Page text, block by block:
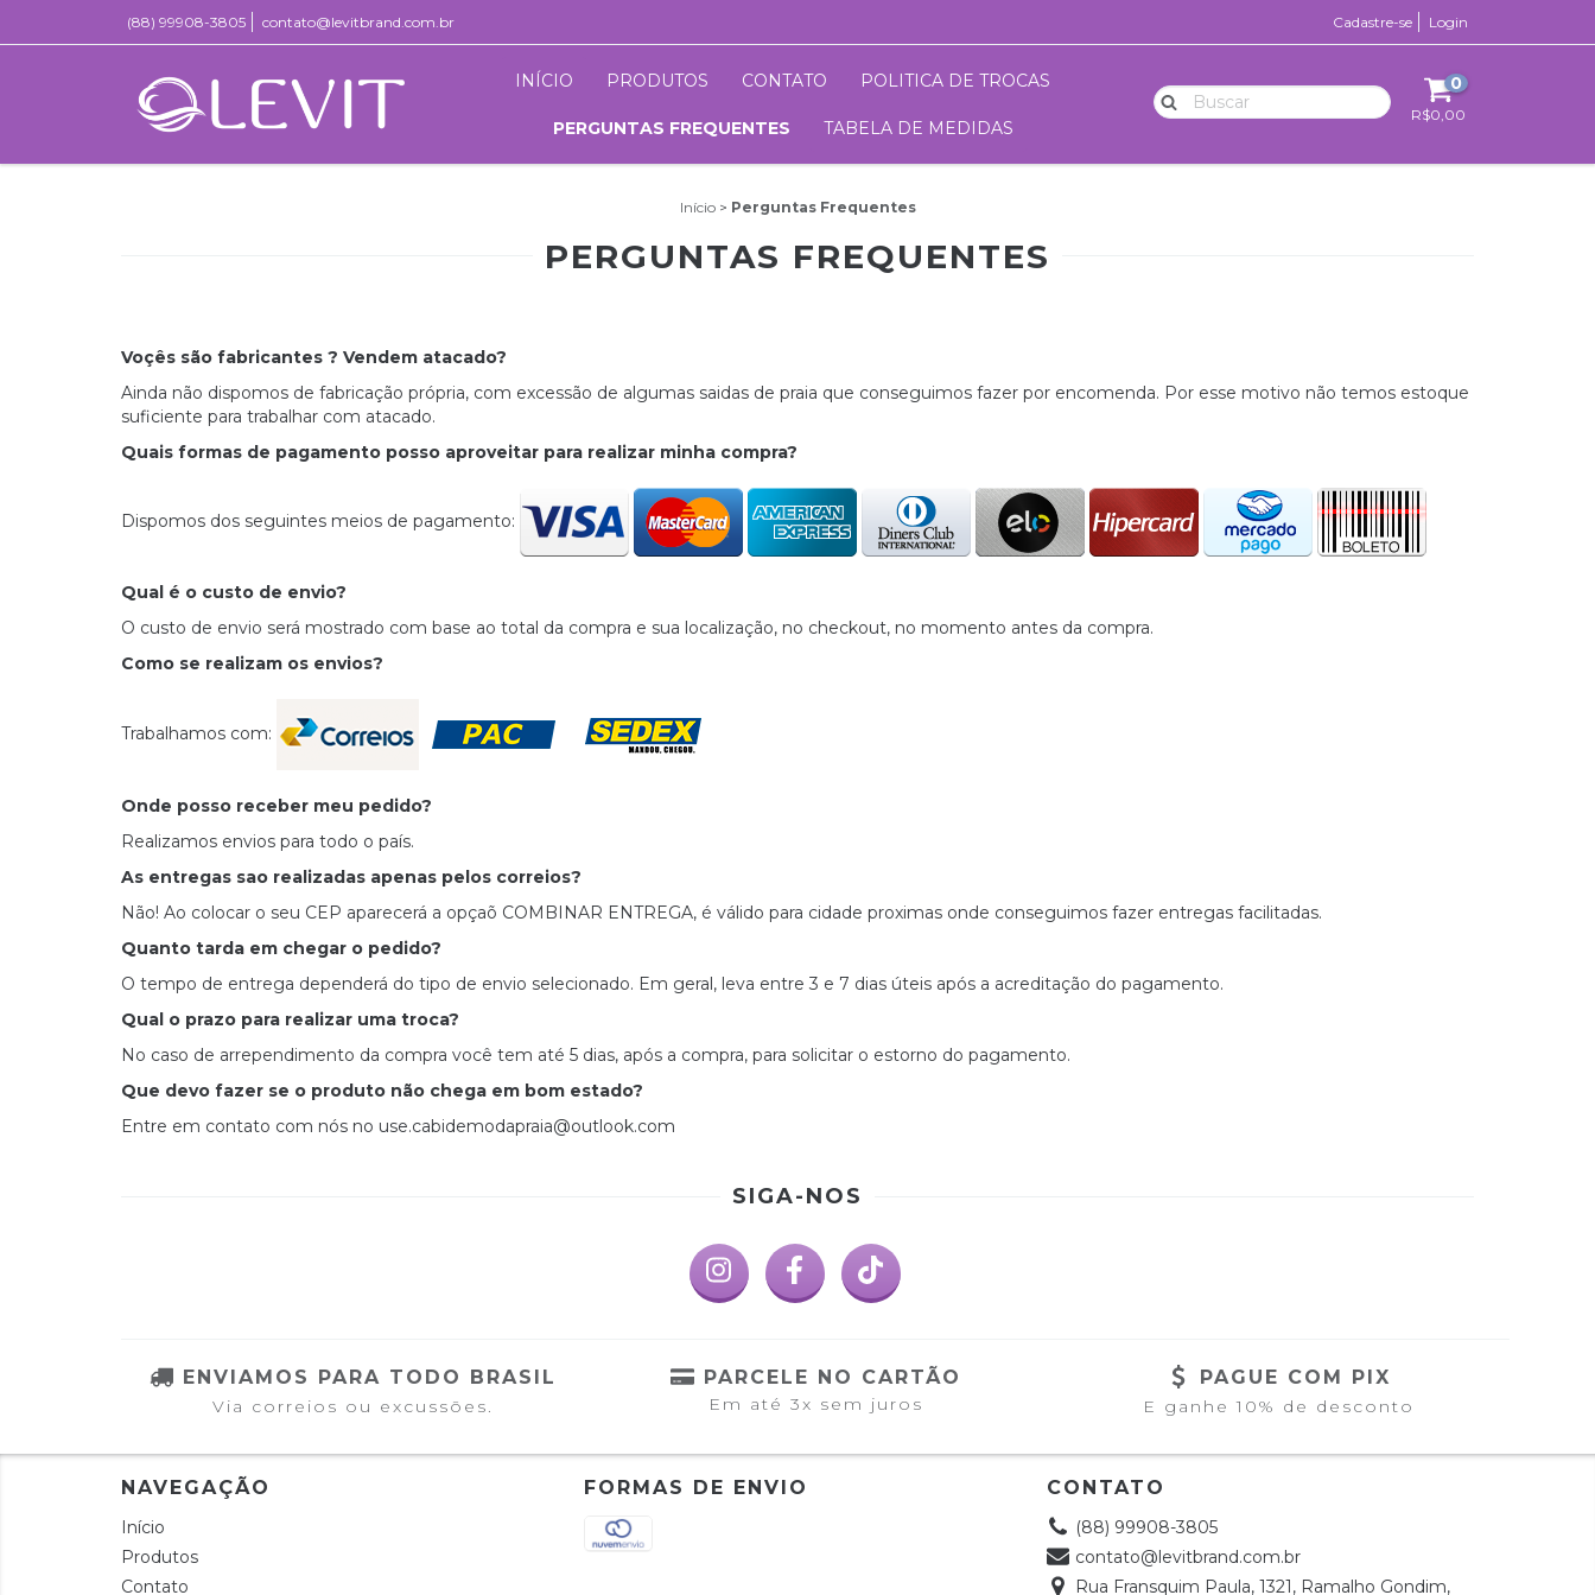
(88) 99908-3805 contato@levitbrand.com.br Cadastre-se Login
INÍCIO PRODUTOS CONTATO POLITICA DE TROCAS
PERGUNTAS FREQUENTES TABELA DE MEDIDAS
0
R$0,00
Início > Perguntas Frequentes
PERGUNTAS FREQUENTES
Voçês são fabricantes ? Vendem atacado?
Ainda não dispomos de fabricação própria, com excessão de algumas saidas de praia que conseguimos fazer por encomenda. Por esse motivo não temos estoque
suficiente para trabalhar com atacado.
Quais formas de pagamento posso aproveitar para realizar minha compra?
Dispomos dos seguintes meios de pagamento:
Qual é o custo de envio?
O custo de envio será mostrado com base ao total da compra e sua localização, no checkout, no momento antes da compra.
Como se realizam os envios?
Trabalhamos com:
Onde posso receber meu pedido?
Realizamos envios para todo o país.
As entregas sao realizadas apenas pelos correios?
Não! Ao colocar o seu CEP aparecerá a opçaõ COMBINAR ENTREGA, é válido para cidade proximas onde conseguimos fazer entregas facilitadas.
Quanto tarda em chegar o pedido?
O tempo de entrega dependerá do tipo de envio selecionado. Em geral, leva entre 3 e 7 dias úteis após a acreditação do pagamento.
Qual o prazo para realizar uma troca?
No caso de arrependimento da compra você tem até 5 dias, após a compra, para solicitar o estorno do pagamento.
Que devo fazer se o produto não chega em bom estado?
Entre em contato com nós no use.cabidemodapraia@outlook.com
SIGA-NOS
ENVIAMOS PARA TODO BRASIL
Via correios ou excussões.
PARCELE NO CARTÃO
Em até 3x sem juros
PAGUE COM PIX
E ganhe 10% de desconto
NAVEGAÇÃO
Início
Produtos
Contato
FORMAS DE ENVIO CONTATO
(88) 99908-3805
contato@levitbrand.com.br
Rua Fransquim Paula, 1321, Ramalho Gondim,